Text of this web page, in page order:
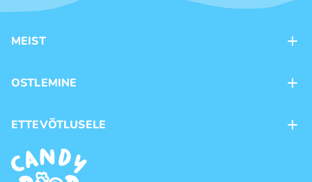
MEIST
Kauplused
OSTLEMINE
Ostutingimused
Privaatsuspoliitika
ETTEVÕTLUSELE
Frantsiis
Hulgimüük